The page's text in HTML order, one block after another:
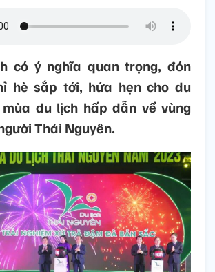
có ý nghĩa quan trọng, đón
hè sắp tới, hứa hẹn cho du
du lịch hấp dẫn về vùng
Thái Nguyên.